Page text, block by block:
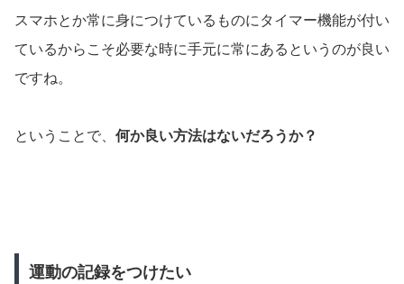
スマホとか常に身につけているものにタイマー機能が付い
ているからこそ必要な時に手元に常にあるというのが良い
ですね。
ということで、 何か良い方法はないだろうか？
運動の記録をつけたい